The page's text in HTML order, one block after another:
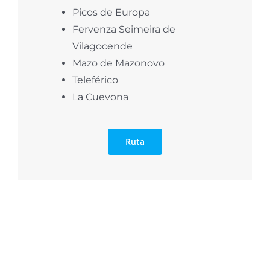
Picos de Europa
Fervenza Seimeira de
Vilagocende
Mazo de Mazonovo
Teleférico
La Cuevona
Ruta